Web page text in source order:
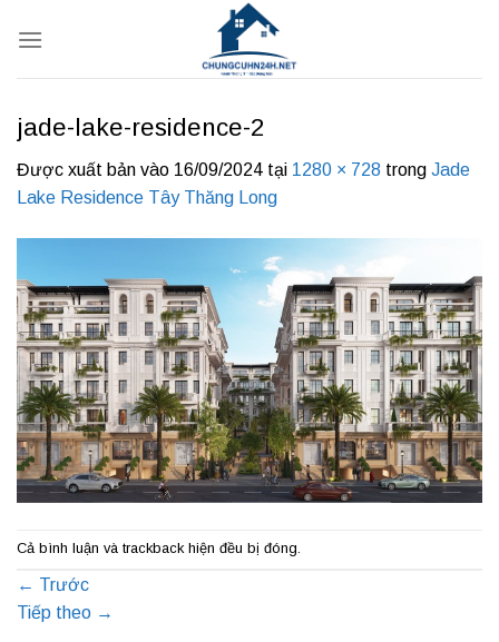
qua
jade-lake-residence-2
Được xuất bản vào 16/09/2024 tại 1280 × 728 trong Jade
Lake Residence Tây Thăng Long
Cả bình luận và trackback hiện đều bị đóng.
← Trước
Tiếp theo →